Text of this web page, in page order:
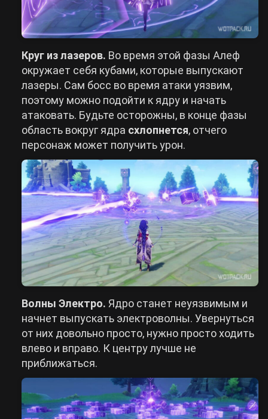
Круг из лазеров. Во время этой фазы Алеф
окружает себя кубами, которые выпускают
лазеры. Сам босс во время атаки уязвим,
поэтому можно подойти к ядру и начать
атаковать. Будьте осторожны, в конце фазы
область вокруг ядра схлопнется, отчего
персонаж может получить урон.
Волны Электро. Ядро станет неуязвимым и
начнет выпускать электроволны. Увернуться
от них довольно просто, нужно просто ходить
влево и вправо. К центру лучше не
приближаться.